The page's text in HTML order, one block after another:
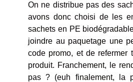
On ne distribue pas des
avons donc choisi de les
sachets en PE
joindre au paquetage une
code promo, et de refermer
produit. Franchement, le
pas ? (euh finalement, la